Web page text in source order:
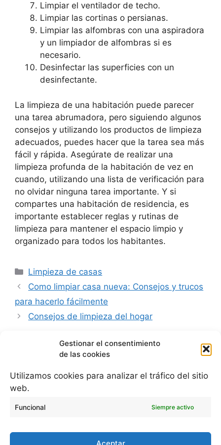
Gestionar el consentimiento
de las cookies
Utilizamos cookies para analizar el tráfico del sitio
web.
Funcional Siempre activo
Aceptar
Limpiar el ventilador de techo.
Limpiar las cortinas o persianas.
Limpiar las alfombras con una aspiradora
y un limpiador de alfombras si es
necesario.
Desinfectar las superficies con un
desinfectante.
La limpieza de una habitación puede parecer
una tarea abrumadora, pero siguiendo algunos
consejos y utilizando los productos de limpieza
adecuados, puedes hacer que la tarea sea más
fácil y rápida. Asegúrate de realizar una
limpieza profunda de la habitación de vez en
cuando, utilizando una lista de verificación para
no olvidar ninguna tarea importante. Y si
compartes una habitación de residencia, es
importante establecer reglas y rutinas de
limpieza para mantener el espacio limpio y
organizado para todos los habitantes.
Categorías
Limpieza de casas
Como limpiar casa nueva: Consejos y trucos
para hacerlo fácilmente
Consejos de limpieza del hogar
Blog de limpieza a domicilio
Política de cookies (UE)
Aviso legal y política de privacidad